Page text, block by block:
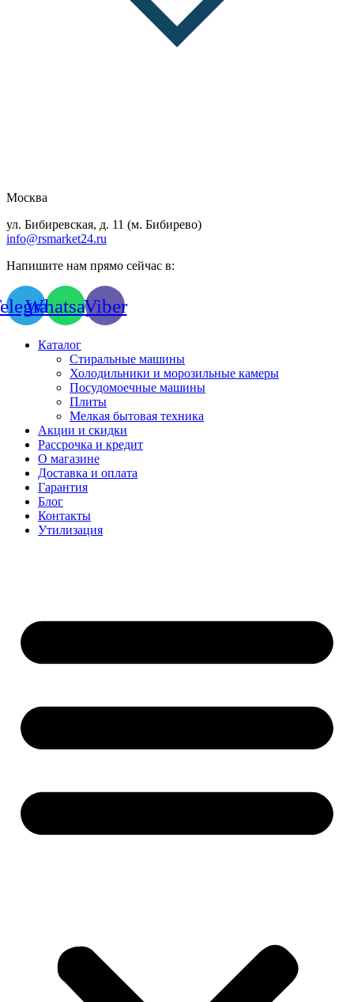
Москва
ул. Бибиревская, д. 11 (м. Бибирево)
info@rsmarket24.ru
Напишите нам прямо сейчас в:
WhatsappViber
Каталог
Стиральные машины
Холодильники и морозильные камеры
Посудомоечные машины
Плиты
Мелкая бытовая техника
Акции и скидки
Рассрочка и кредит
О магазине
Доставка и оплата
Гарантия
Блог
Контакты
Утилизация